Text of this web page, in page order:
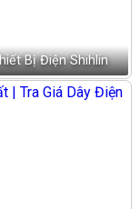
Bị Điện Shihlin